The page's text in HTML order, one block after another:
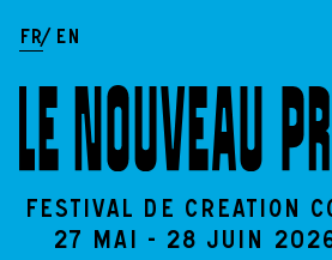
FR EN
Festival de création
27 Mai - 28 Juin